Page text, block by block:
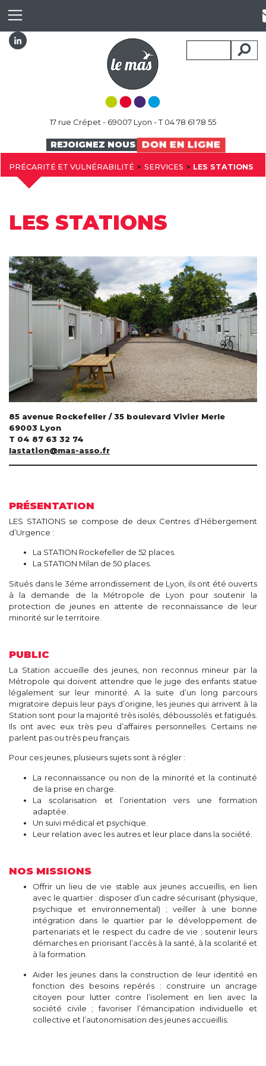
17 rue Crépet - 69007 Lyon - T 04 78 61 78 55
REJOIGNEZ NOUS DON EN LIGNE
PRÉCARITÉ ET VULNÉRABILITÉ SERVICES LES STATIONS
LES STATIONS
85 avenue Rockefeller / 35 boulevard Vivier Merle
69003 Lyon
T 04 87 63 32 74
lastation@mas-asso.fr
PRÉSENTATION
LES STATIONS se compose de deux Centres d’Hébergement
d’Urgence :
La STATION Rockefeller de 52 places.
La STATION Milan de 50 places.
Situés dans le 3éme arrondissement de Lyon, ils ont été ouverts
à la demande de la Métropole de Lyon pour soutenir la
protection de jeunes en attente de reconnaissance de leur
minorité sur le territoire.
PUBLIC
La Station accueille des jeunes, non reconnus mineur par la
Métropole qui doivent attendre que le juge des enfants statue
légalement sur leur minorité. A la suite d’un long parcours
migratoire depuis leur pays d’origine, les jeunes qui arrivent à la
Station sont pour la majorité très isolés, déboussolés et fatigués.
Ils ont avec eux très peu d’affaires personnelles. Certains ne
parlent pas ou très peu français.
Pour ces jeunes, plusieurs sujets sont à régler :
La reconnaissance ou non de la minorité et la continuité
de la prise en charge.
La scolarisation et l’orientation vers une formation
adaptée.
Un suivi médical et psychique.
Leur relation avec les autres et leur place dans la société.
NOS MISSIONS
Offrir un lieu de vie stable aux jeunes accueillis, en lien
avec le quartier : disposer d’un cadre sécurisant (physique,
psychique et environnemental) ; veiller à une bonne
intégration dans le quartier par le développement de
partenariats et le respect du cadre de vie ; soutenir leurs
démarches en priorisant l’accès à la santé, à la scolarité et
à la formation.
Aider les jeunes dans la construction de leur identité en
fonction des besoins repérés : construire un ancrage
citoyen pour lutter contre l’isolement en lien avec la
société civile ; favoriser l’émancipation individuelle et
collective et l’autonomisation des jeunes accueillis.